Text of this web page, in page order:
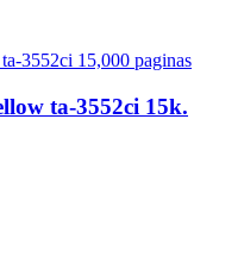
ta-3552ci 15k.